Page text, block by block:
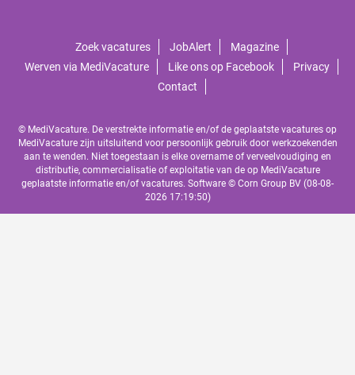
Zoek vacatures JobAlert
Magazine
Werven via MediVacature
Like ons op Facebook
Privacy
Contact
© MediVacature. De verstrekte informatie en/of de geplaatste vacatures op
MediVacature zijn uitsluitend voor persoonlijk gebruik door werkzoekenden
aan te wenden. Niet toegestaan is elke overname of verveelvoudiging en
distributie, commercialisatie of exploitatie van de op MediVacature
geplaatste informatie en/of vacatures. Software © Corn Group BV (08-08-
2026 17:19:50)